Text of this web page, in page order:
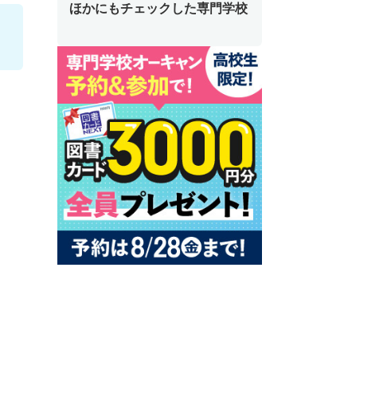
ほかにもチェックした専門学校